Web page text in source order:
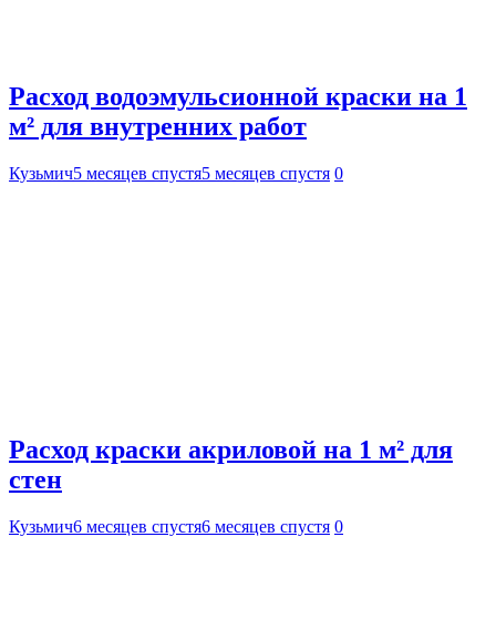
Расход водоэмульсионной краски на 1
м² для внутренних работ
Кузьмич5 месяцев спустя5 месяцев спустя 0
Расход краски акриловой на 1 м² для
стен
Кузьмич6 месяцев спустя6 месяцев спустя 0